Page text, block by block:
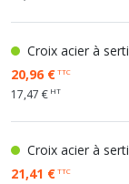
Croix acier à
20,96 €TTC
17,47 € HT
Croix acier à
21,41 €TTC